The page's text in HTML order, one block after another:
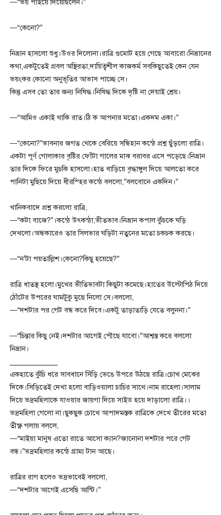
—“কেনো?”
নিভ্রান হাসলো শুধু।উওর দিলোনা।রাত্রি গুমোট হয়ে গেছে আবারো।নিভ্রানের
কথা,একটুতেই প্রবল অস্থিরতা,দায়িত্বশীল কাজকর্ম সবকিছুতেই কেন যেন
ভয়ংকর কোনো অনুভূতির আভাস পাচ্ছে সে।
কিন্তু এসব তো তার জন্য নিষিদ্ধ।নিষিদ্ধ দিকে দৃষ্টি না দেয়াই শ্রেয়।
—“আমিও একাই থাকি রাত।ঠি ক আপনার মতো।একদম একা।”
—“কেনো?”ভাবনার জগত থেকে বেরিয়ে সন্ধিহান কন্ঠে প্রশ্ন ছুঁড়লো রাত্রি।
একটা পূর্ণ গোলাকার বৃষ্টির ফোঁটা গালের মাঝ বরাবর এসে পড়েছে।নিভ্রান
তার দিকে ফিরে মুচকি হাসলো।হাত বাড়িয়ে বৃদ্ধাঙ্গুল দিয়ে আলতো করে
পানিটা মুছিয়ে দিয়ে ধীরস্হির কন্ঠে বললো,”বলবোনে একদিন।”
খানিকবাদে প্রশ্ন করলো রাত্রি,
—“কটা বাজে?”।কন্ঠে উৎকন্ঠা,ভীতভাব।নিভ্রান কপাল কুঁচকে ঘড়ি
দেখলো।অন্ধকারেও তার সিলভার ঘড়িটা নতুনের মতো চকচক করছে।
—“ন’টা পয়তাল্লিশ।কেনো?কিছু হয়েছে?”
রাত্রি ধাতস্থ হলো।মুখের ভীতিভাবটা কিছুটা কমেছে।হাতের উল্টোপিঠ দিয়ে
ঠোঁটের উপরের ঘামটুকু মুছে নিলো সে।বললো,
—“দশটার পর গেট বন্ধ করে দিবে।একটু তাড়াতাড়ি যেতে বলুননা।”
—“চিন্তার কিছু নেই।দশটার আগেই পৌছে যাবো।”আশ্বস্ত করে বললো
নিভ্রান।
একহাতে কুঁচি ধরে সাবধানে সিঁড়ি ভেঙে উপরে উঠছে রাত্রি।চোখ মেঝের
দিকে।সিড়িতেই দেখা হলো বাড়িওয়ালা চাচির সাথে।নাম রাহেলা।সালাম
দিয়ে ভদ্রমহিলাকে যাওয়ার জায়গা দিয়ে সাইড হয়ে দাড়ালো রাত্রি।।
ভদ্রমহিলা গেলো না।ছুকছুক চোখে আপাদমস্তক রাত্রিকে দেখে তীরের মতো
তীক্ষ্ণ গলায় বললে,
—“মাইয়া মানুষ এতো রাতে আসো ক্যান?জানোনা দশটার পরে গেট
বন্ধ।”ভদ্রমহিলার কন্ঠে গ্রাম্য টান আছে।
রাত্রির রাগ হলেও ভদ্রভাবেই বললো,
—“দশটার আগেই এসেছি আন্টি।”